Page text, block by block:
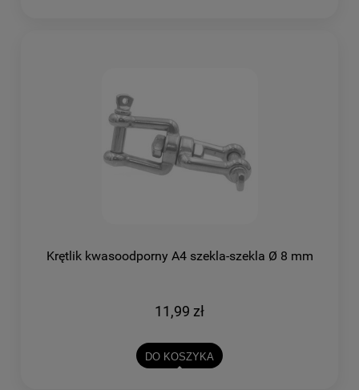
Krętlik kwasoodporny A4 szekla-szekla Ø 8 mm
11,99 zł
DO KOSZYKA